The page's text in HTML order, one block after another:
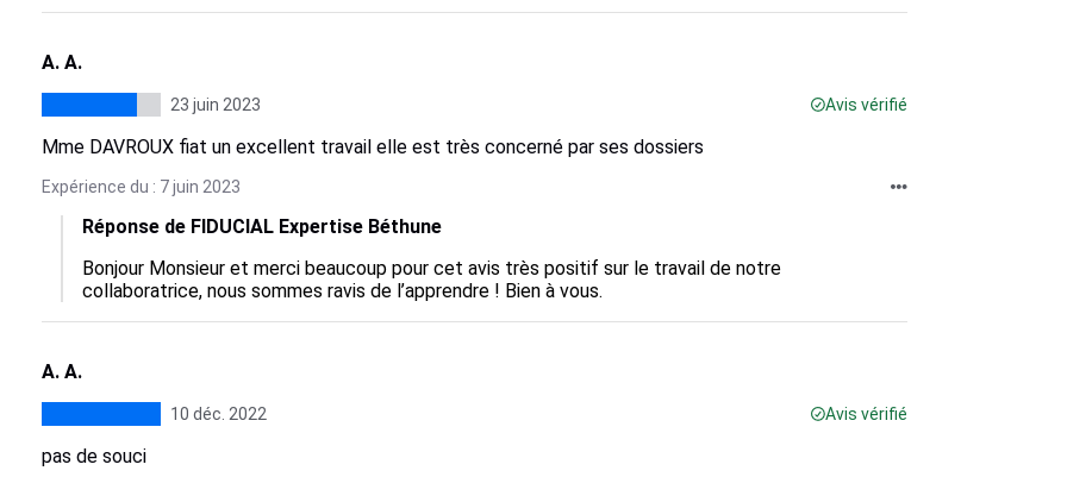
A. A.
23 juin 2023 Avis vérifié
Mme DAVROUX fiat un excellent travail elle est très concerné par ses dossiers
Expérience du : 7 juin 2023
Réponse de FIDUCIAL Expertise Béthune
Bonjour Monsieur et merci beaucoup pour cet avis très positif sur le travail de notre
collaboratrice, nous sommes ravis de l’apprendre ! Bien à vous.
A. A.
10 déc. 2022 Avis vérifié
pas de souci